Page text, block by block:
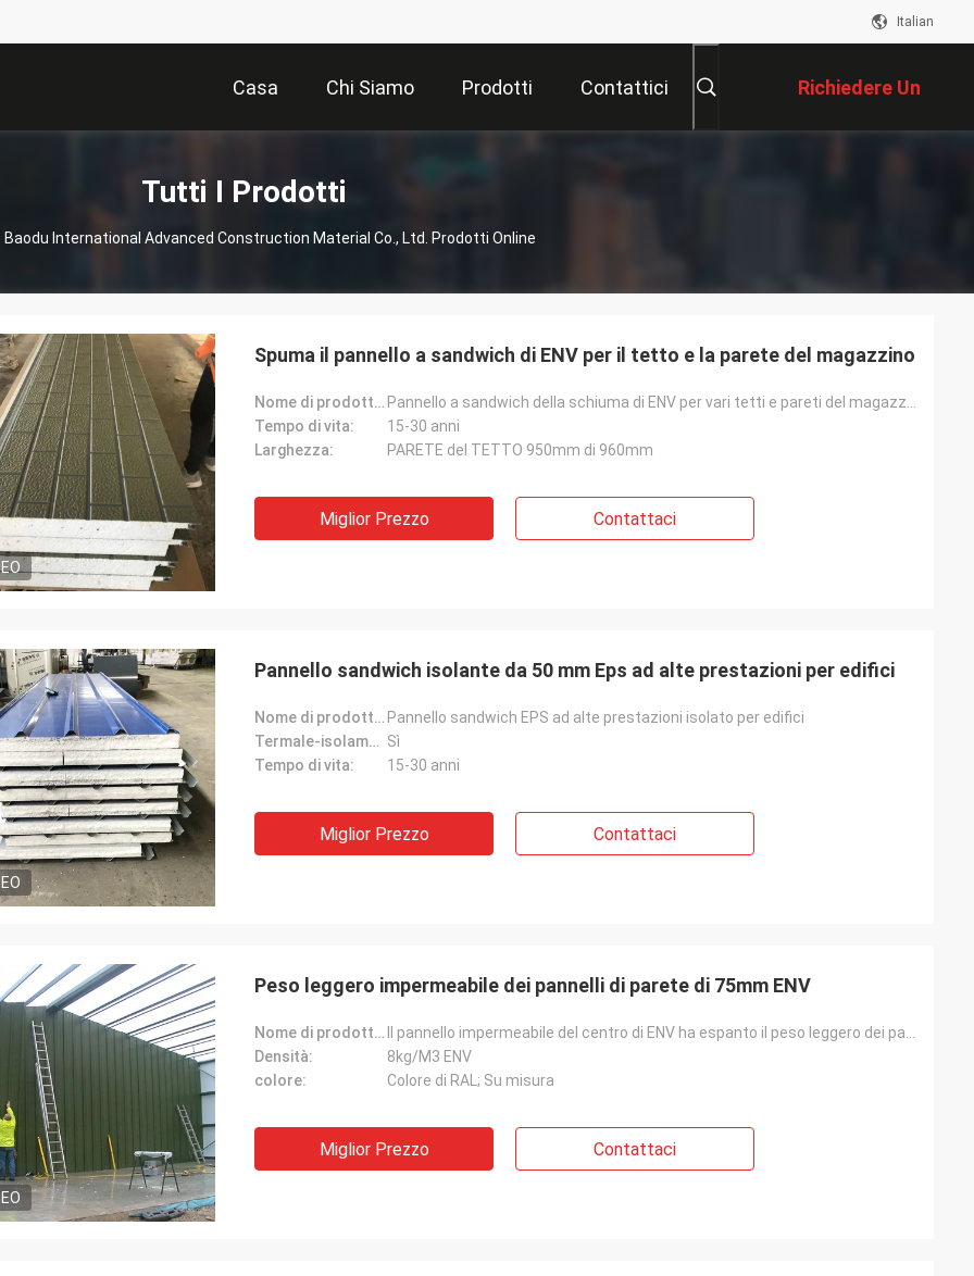
Italian
Casa Chi Siamo Prodotti Contattici Richiedere Un
Preventivo
Tutti I Prodotti
Baodu International Advanced Construction Material Co., Ltd. Prodotti Online
Spuma il pannello a sandwich di ENV per il tetto e la parete del magazzino
Nome di prodotto:
Tempo di vita:
15-30 anni
Larghezza:
PARETE del TETTO 950mm di 960mm
Miglior Prezzo Contattaci
Pannello sandwich isolante da 50 mm Eps ad alte prestazioni per edifici
Nome di prodotto: Pannello sandwich EPS ad alte prestazioni isolato per edifici
Termale-isolamento: Sì
Tempo di vita:
15-30 anni
Miglior Prezzo Contattaci
Peso leggero impermeabile dei pannelli di parete di 75mm ENV
Nome di prodotto:
Densità:
8kg/M3 ENV
colore:
Colore di RAL; Su misura
Miglior Prezzo Contattaci